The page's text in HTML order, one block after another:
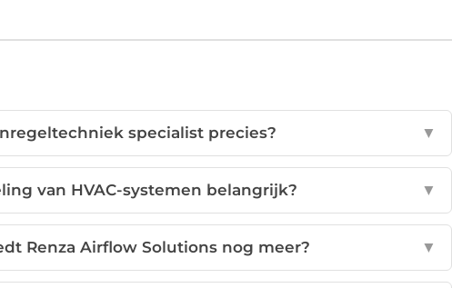
specialist precies? ▼
van HVAC-systemen belangrijk? ▼
Renza Airflow Solutions nog meer? ▼